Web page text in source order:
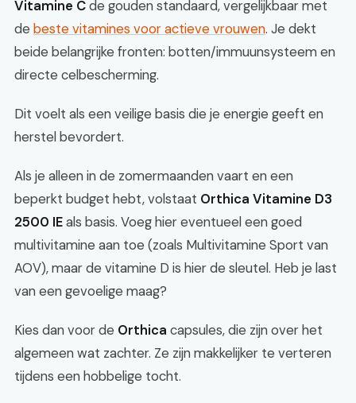
Vitamine Cde gouden standaard, vergelijkbaar met
de beste vitamines voor actieve vrouwen. Je dekt
beide belangrijke fronten: botten/immuunsysteem en
directe celbescherming.
Dit voelt als een veilige basis die je energie geeft en
herstel bevordert.
Als je alleen in de zomermaanden vaart en een
beperkt budget hebt, volstaat Orthica Vitamine D3
2500 IEals basis. Voeg hier eventueel een goed
multivitamine aan toe (zoals Multivitamine Sport van
AOV), maar de vitamine D is hier de sleutel. Heb je last
van een gevoelige maag?
Kies dan voor de Orthica capsules, die zijn over het
algemeen wat zachter. Ze zijn makkelijker te verteren
tijdens een hobbelige tocht.